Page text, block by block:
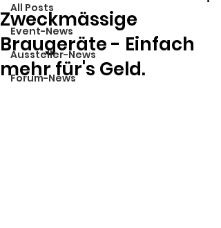
All Posts
Event-News
Aussteller-News
Forum-News
Zweckmässige
Braugeräte - Einfach
mehr für's Geld.